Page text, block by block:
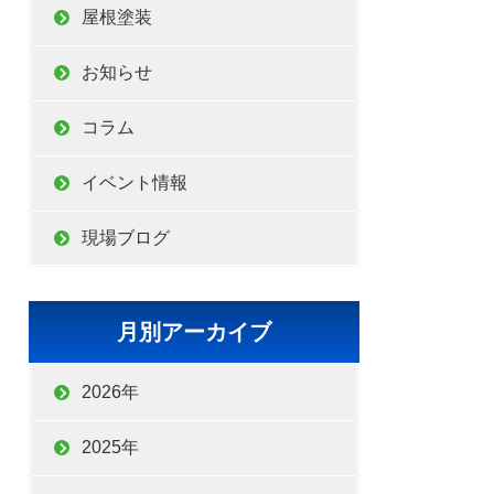
屋根塗装
お知らせ
コラム
イベント情報
現場ブログ
月別アーカイブ
2026年
2025年